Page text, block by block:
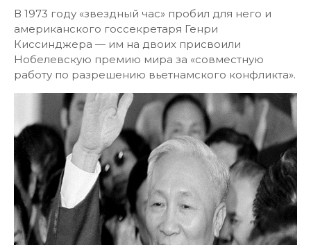
В 1973 году «звездный час» пробил для него и
американского госсекретаря Генри
Киссинджера — им на двоих присвоили
Нобелевскую премию мира за «совместную
работу по разрешению вьетнамского конфликта».